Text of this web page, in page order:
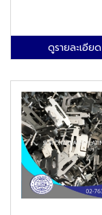
ดูรายละเอียด